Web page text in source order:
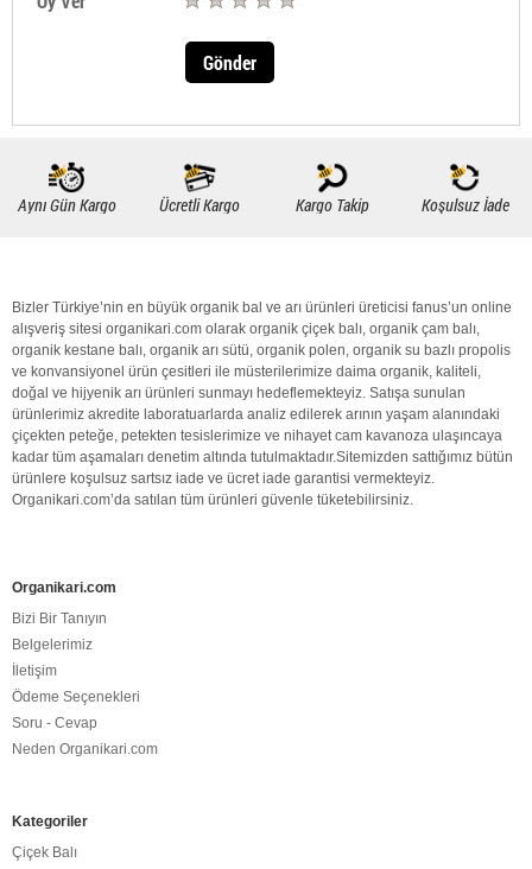
Gönder
Aynı Gün Kargo Ücretli Kargo Kargo Takip Koşulsuz İade
Bizler Türkiye’nin en büyük organik bal ve arı ürünleri üreticisi fanus’un online
alışveriş sitesi organikari.com olarak organik çiçek balı, organik çam balı,
organik kestane balı, organik arı sütü, organik polen, organik su bazlı propolis
ve konvansiyonel ürün çesitleri ile müsterilerimize daima organik, kaliteli,
doğal ve hijyenik arı ürünleri sunmayı hedeflemekteyiz. Satışa sunulan
ürünlerimiz akredite laboratuarlarda analiz edilerek arının yaşam alanındaki
çiçekten peteğe, petekten tesislerimize ve nihayet cam kavanoza ulaşıncaya
kadar tüm aşamaları denetim altında tutulmaktadır.Sitemizden sattığımız bütün
ürünlere koşulsuz sartsız iade ve ücret iade garantisi vermekteyiz.
Organikari.com’da satılan tüm ürünleri güvenle tüketebilirsiniz.
Organikari.com
Bizi Bir Tanıyın
Belgelerimiz
İletişim
Ödeme Seçenekleri
Soru - Cevap
Neden Organikari.com
Kategoriler
Çiçek Balı